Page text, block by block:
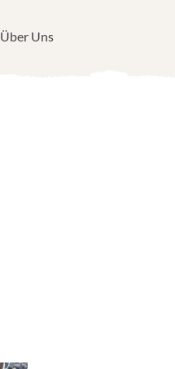
Über Uns